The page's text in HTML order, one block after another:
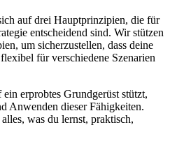
auf drei Hauptprinzipien, die für
entscheidend sind. Wir stützen
um sicherzustellen, dass deine
für verschiedene Szenarien
erprobtes Grundgerüst stützt,
Anwenden dieser Fähigkeiten.
was du lernst, praktisch,